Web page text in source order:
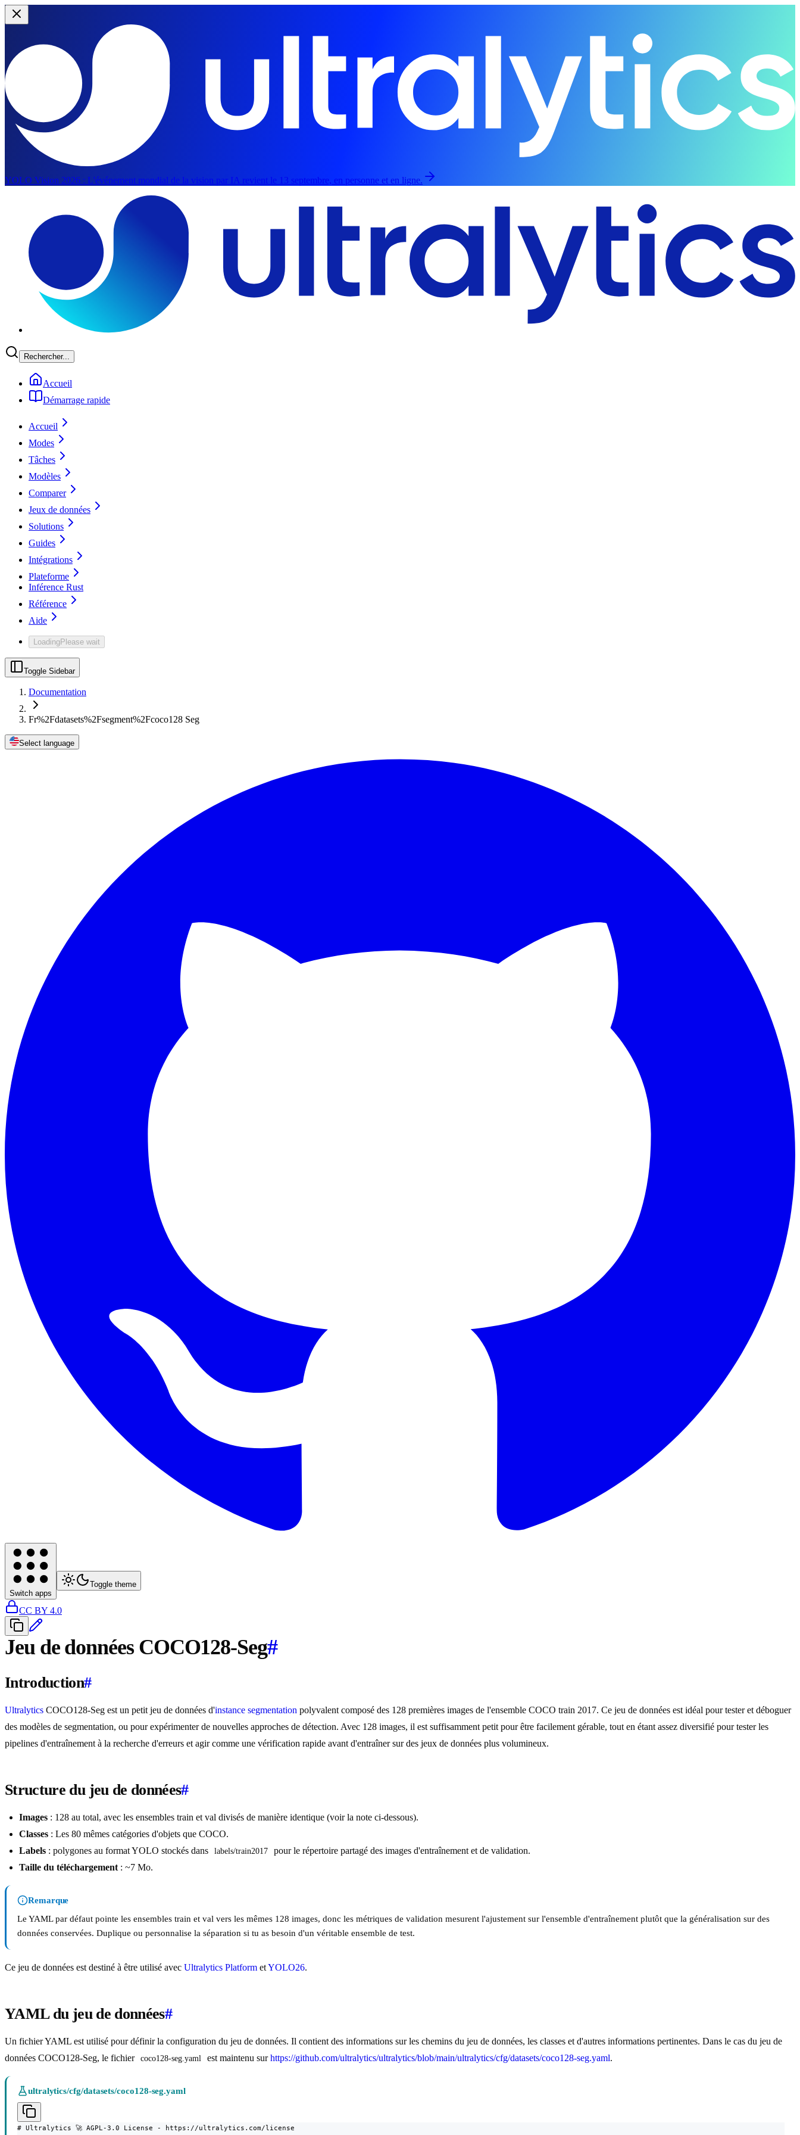
YOLO Vision 2026 : L'événement mondial de la vision par IA revient le 13 septembre, en personne et en ligne.
Rechercher...
Accueil
Démarrage rapide
Accueil
Modes
Tâches
Modèles
Comparer
Jeux de données
Solutions
Guides
Intégrations
Plateforme
Inférence Rust
Référence
Aide
LoadingPlease wait
Toggle Sidebar
Documentation
Fr%2Fdatasets%2Fsegment%2Fcoco128 Seg
Select language
Switch apps
Toggle theme
CC BY 4.0
Jeu de données COCO128-Seg#
Introduction#
Ultralytics COCO128-Seg est un petit jeu de données d'instance segmentation polyvalent composé des 128 premières images de l'ensemble COCO train 2017. Ce jeu de données est idéal pour tester et déboguer
des modèles de segmentation, ou pour expérimenter de nouvelles approches de détection. Avec 128 images, il est suffisamment petit pour être facilement gérable, tout en étant assez diversifié pour tester les
pipelines d'entraînement à la recherche d'erreurs et agir comme une vérification rapide avant d'entraîner sur des jeux de données plus volumineux.
Structure du jeu de données#
Images : 128 au total, avec les ensembles train et val divisés de manière identique (voir la note ci-dessous).
Classes : Les 80 mêmes catégories d'objets que COCO.
Labels : polygones au format YOLO stockés dans labels/train2017
pour le répertoire partagé des images d'entraînement et de validation.
Taille du téléchargement : ~7 Mo.
Remarque
Le YAML par défaut pointe les ensembles train et val vers les mêmes 128 images, donc les métriques de validation mesurent l'ajustement sur l'ensemble d'entraînement plutôt que la généralisation sur des
données conservées. Duplique ou personnalise la séparation si tu as besoin d'un véritable ensemble de test.
Ce jeu de données est destiné à être utilisé avec Ultralytics Platform etYOLO26.
YAML du jeu de données#
Un fichier YAML est utilisé pour définir la configuration du jeu de données. Il contient des informations sur les chemins du jeu de données, les classes et d'autres informations pertinentes. Dans le cas du jeu de
données COCO128-Seg, le fichier coco128-seg.yaml est maintenu surhttps://github.com/ultralytics/ultralytics/blob/main/ultralytics/cfg/datasets/coco128-seg.yaml.
ultralytics/cfg/datasets/coco128-seg.yaml
# Ultralytics 🚀 AGPL-3.0 License - https://ultralytics.com/license